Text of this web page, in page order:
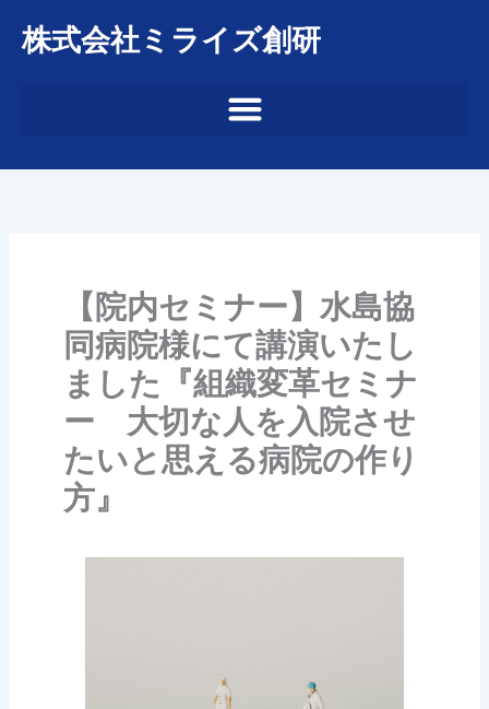
プ
株式会社ミライズ創研
【院内セミナー】水島協
同病院様にて講演いたし
ました『組織変革セミナ
ー 大切な人を入院させ
たいと思える病院の作り
方』